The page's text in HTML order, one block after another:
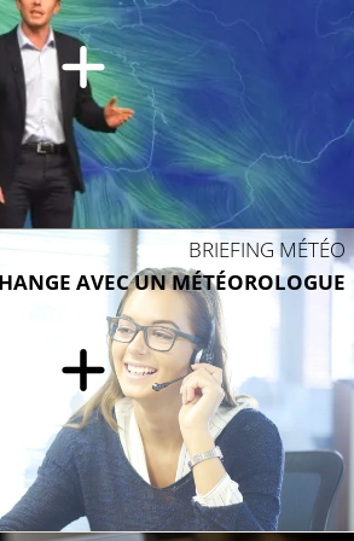
BRIEFING MÉTÉO
AVEC UN MÉTÉOROLOGUE